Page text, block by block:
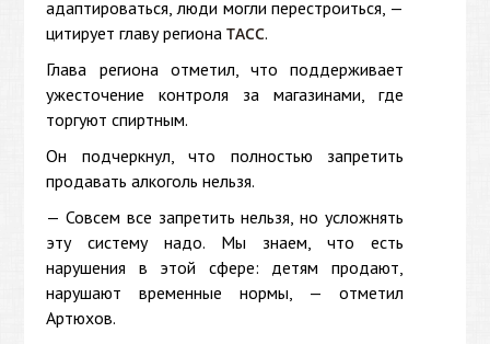
адаптироваться, люди могли перестроиться, —
цитирует главу регионаТАСС.
Глава региона отметил, что поддерживает
ужесточение контроля за магазинами, где
торгуют спиртным.
Он подчеркнул, что полностью запретить
продавать алкоголь нельзя.
— Совсем все запретить нельзя, но усложнять
эту систему надо. Мы знаем, что есть
нарушения в этой сфере: детям продают,
нарушают временные нормы, — отметил
Артюхов.